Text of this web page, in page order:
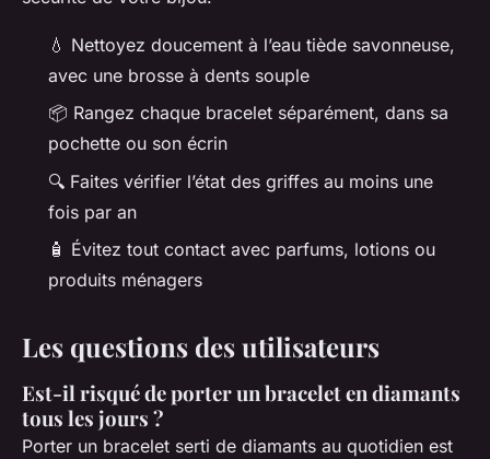
💧 Nettoyez doucement à l’eau tiède savonneuse,
avec une brosse à dents souple
📦 Rangez chaque bracelet séparément, dans sa
pochette ou son écrin
🔍 Faites vérifier l’état des griffes au moins une
fois par an
🧴 Évitez tout contact avec parfums, lotions ou
produits ménagers
Les questions des utilisateurs
Est-il risqué de porter un bracelet en diamants
tous les jours ?
Porter un bracelet serti de diamants au quotidien est